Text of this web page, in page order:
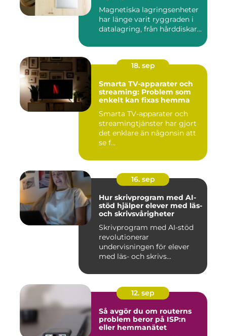
Magnetiska lagringsenheter
har länge varit ryggraden i
datalagring, från hårddiskar...
18. sep
Smarta TV-apparater och
streaming: Problem som
enkelt kan fixas hemma
Smarta TV-apparater och
streamingtjänster har gjort
det enklare än någonsin att
se f...
16. sep
Hur skrivprogram med AI-
stöd hjälper elever med läs-
och skrivsvårigheter
Skrivprogram med AI-stöd
revolutionerar
undervisningen för elever
med läs- och skrivs...
12. sep
Så avgör du om routerns
problem beror på ISP:n
eller hemmanätet